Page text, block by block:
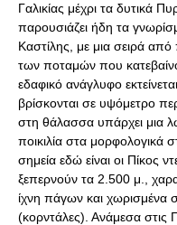
Γαλικίας μέχρι τα δυτικά
παρουσιάζει ήδη τα
Καστίλης, με μια σειρά από
των ποταμών που
εδαφικό ανάγλυφο
βρίσκονται σε υψόμετρο
στη θάλασσα υπάρχει μια
ποικιλία στα μορφολογικά
σημεία εδώ είναι οι
ξεπερνούν τα 2.500 μ.,
ίχνη πάγων και χωρισμένα
(κορντάλες). Ανάμεσα στις